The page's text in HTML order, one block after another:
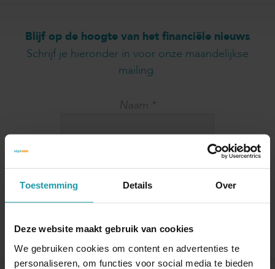
Toestemming Details Over
Deze website maakt gebruik van cookies
We gebruiken cookies om content en advertenties te
personaliseren, om functies voor social media te bieden
Blijf op de hoogte van het financiële nieuws
Schrijf je hieronder in voor onze maandelijkse
mailing.
Naam *